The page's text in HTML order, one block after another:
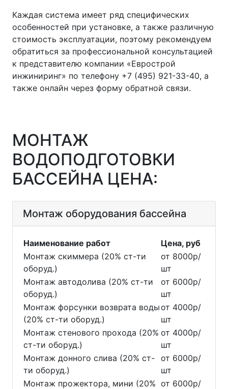
Каждая система имеет ряд специфических
особенностей при установке, а также различную
стоимость эксплуатации, поэтому рекомендуем
обратиться за профессиональной консультацией
к представителю компании «Еврострой
инжиниринг» по телефону +7 (495) 921-33-40, а
также онлайн через форму обратной связи.
МОНТАЖ
ВОДОПОДГОТОВКИ
БАССЕЙНА ЦЕНА:
Монтаж оборудования бассейна
Наименование работ
Цена, руб
Монтаж скиммера (20% ст-ти
оборуд.)
от 8000р/
шт
Монтаж автодолива (20% ст-ти
оборуд.)
от 6000р/
шт
Монтаж форсунки возврата воды
(20% ст-ти оборуд.)
от 4000р/
шт
Монтаж стенового прохода (20%
ст-ти оборуд.)
от 4000р/
шт
Монтаж донного слива (20% ст-
ти оборуд.)
от 6000р/
шт
Монтаж прожектора, мини (20% от 6000р/